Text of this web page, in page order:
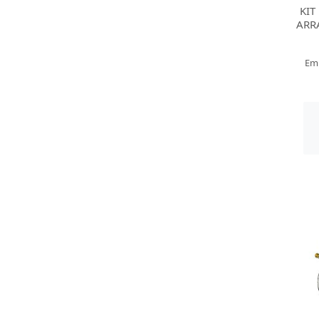
KIT